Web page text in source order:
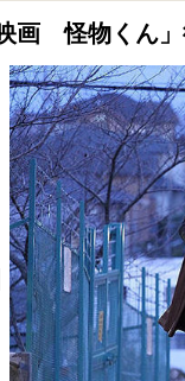
画 怪物くん
ご購入はこちら
ご購入はこちら